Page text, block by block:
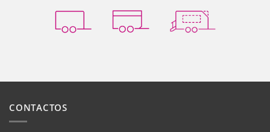
CONTACTOS